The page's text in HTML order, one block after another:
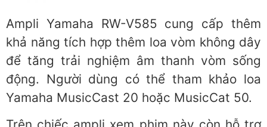
Ampli Yamaha RW-V585 cung cấp thêm
khả năng tích hợp thêm loa vòm không dây
để tăng trải nghiệm âm thanh vòm sống
động. Người dùng có thể tham khảo loa
Yamaha MusicCast 20 hoặc MusicCat 50.